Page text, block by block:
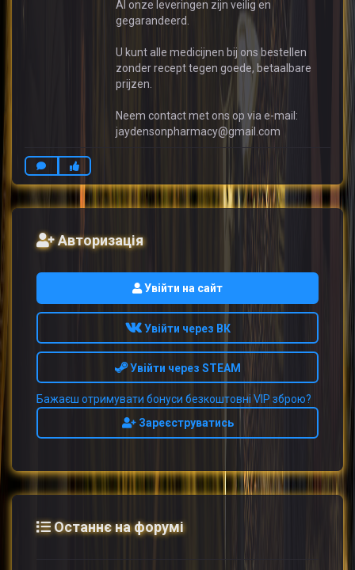
Al onze leveringen zijn veilig en
gegarandeerd.
U kunt alle medicijnen bij ons bestellen
zonder recept tegen goede, betaalbare
prijzen.
Neem contact met ons op via e-mail:
jaydensonpharmacy@gmail.com
Авторизація
Увійти на сайт
Увійти через ВК
Увійти через STEAM
Бажаєш отримувати бонуси безкоштовні VIP зброю?
Зареєструватись
Останнє на форумі